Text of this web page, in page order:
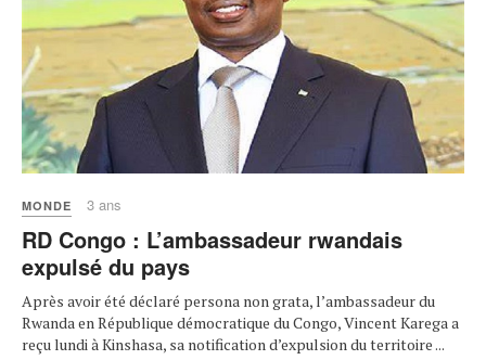
MONDE 3 ans
RD Congo : L’ambassadeur rwandais
expulsé du pays
Après avoir été déclaré persona non grata, l’ambassadeur du
Rwanda en République démocratique du Congo, Vincent Karega a
reçu lundi à Kinshasa, sa notification d’expulsion du territoire ...